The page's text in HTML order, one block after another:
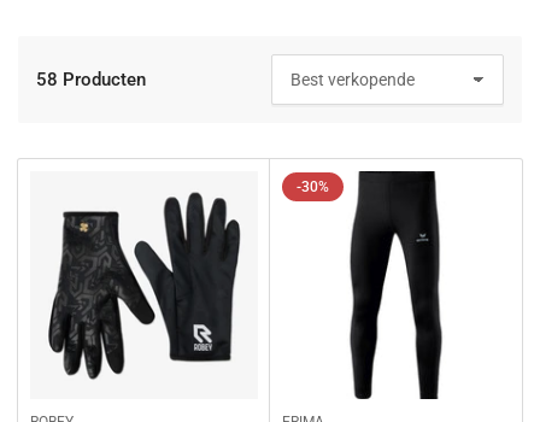
i
o
t
58 Producten
-30%